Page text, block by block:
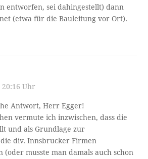
entworfen, sei dahingestellt) dann
(etwa für die Bauleitung vor Ort).
Uhr
Antwort, Herr Egger!
vermute ich inzwischen, dass die
und als Grundlage zur
div. Innsbrucker Firmen
(oder musste man damals auch schon